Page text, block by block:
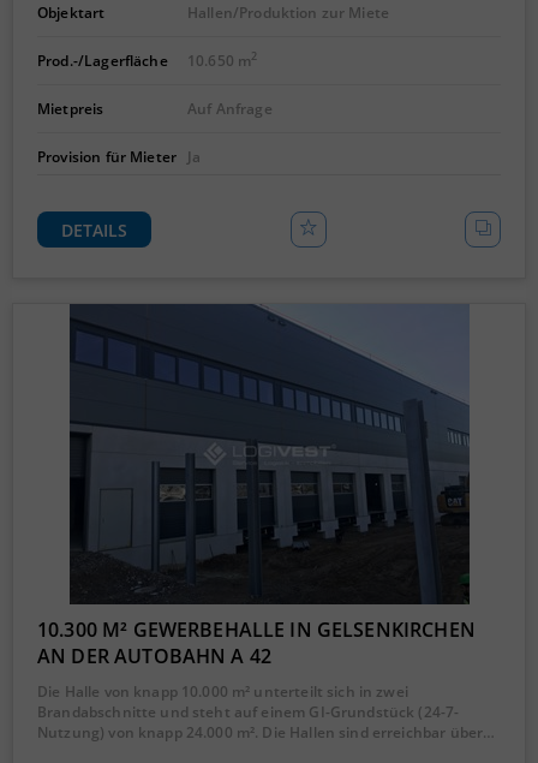
Objektart Hallen/Produktion zur Miete
Prod.-/Lagerfläche 10.650 m2
Mietpreis Auf Anfrage
Provision für Mieter Ja
DETAILS
10.300 M² GEWERBEHALLE IN GELSENKIRCHEN
AN DER AUTOBAHN A 42
Die Halle von knapp 10.000 m² unterteilt sich in zwei
Brandabschnitte und steht auf einem GI-Grundstück (24-7-
Nutzung) von knapp 24.000 m². Die Hallen sind erreichbar über…